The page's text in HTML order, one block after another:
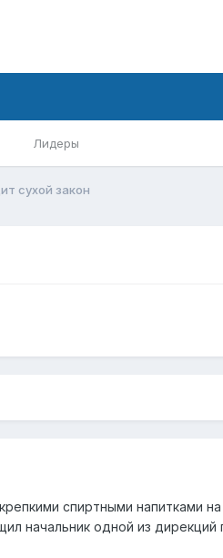
Лидеры
сухой закон
спиртными напитками
начальник одной из